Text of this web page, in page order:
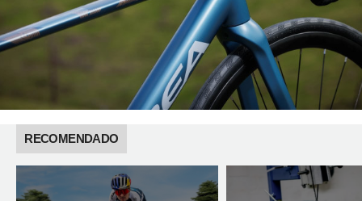
RECOMENDADO